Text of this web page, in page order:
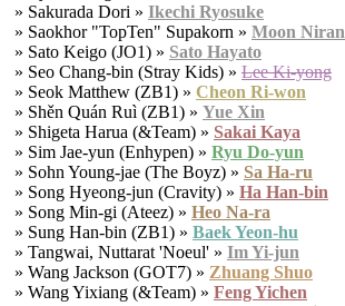
» Sakurada Dori » Ikechi Ryosuke
» Saokhor "TopTen" Supakorn » Moon Niran
» Sato Keigo (JO1) » Sato Hayato
» Seo Chang-bin (Stray Kids) » Lee Ki-yong
» Seok Matthew (ZB1) » Cheon Ri-won
» Shěn Quán Ruì (ZB1) » Yue Xin
» Shigeta Harua (&Team) » Sakai Kaya
» Sim Jae-yun (Enhypen) » Ryu Do-yun
» Sohn Young-jae (The Boyz) » Sa Ha-ru
» Song Hyeong-jun (Cravity) » Ha Han-bin
» Song Min-gi (Ateez) » Heo Na-ra
» Sung Han-bin (ZB1) » Baek Yeon-hu
» Tangwai, Nuttarat 'Noeul' » Im Yi-jun
» Wang Jackson (GOT7) » Zhuang Shuo
» Wang Yixiang (&Team) » Feng Yichen